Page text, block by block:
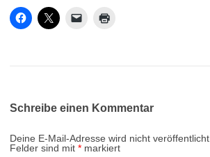
Schreibe einen Kommentar
Deine E-Mail-Adresse wird nicht veröffentlicht.
Felder sind mit * markiert